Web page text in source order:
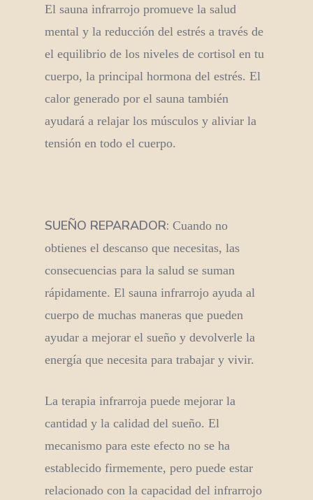
El sauna infrarrojo promueve la salud
mental y la reducción del estrés a través de
el equilibrio de los niveles de cortisol en tu
cuerpo, la principal hormona del estrés. El
calor generado por el sauna también
ayudará a relajar los músculos y aliviar la
tensión en todo el cuerpo.
SUEÑO REPARADOR: Cuando no
obtienes el descanso que necesitas, las
consecuencias para la salud se suman
rápidamente. El sauna infrarrojo ayuda al
cuerpo de muchas maneras que pueden
ayudar a mejorar el sueño y devolverle la
energía que necesita para trabajar y vivir.
La terapia infrarroja puede mejorar la
cantidad y la calidad del sueño. El
mecanismo para este efecto no se ha
establecido firmemente, pero puede estar
relacionado con la capacidad del infrarrojo